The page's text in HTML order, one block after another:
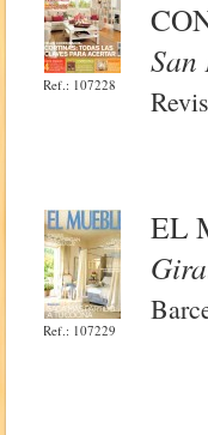
Ref.: 107228
Ref.: 107229
EL